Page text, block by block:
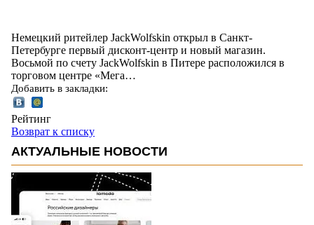
Немецкий ритейлер JackWolfskin открыл в Санкт-
Петербурге первый дисконт-центр и новый магазин.
Восьмой по счету JackWolfskin в Питере расположился в
торговом центре «Мега…
Добавить в закладки:
Рейтинг
Возврат к списку
АКТУАЛЬНЫЕ НОВОСТИ